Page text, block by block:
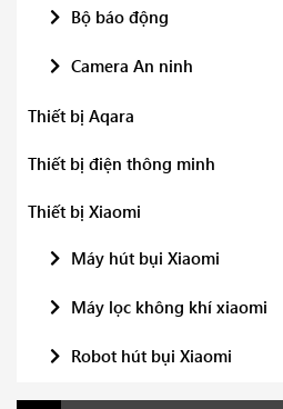
Bộ báo động
Camera An ninh
Thiết bị Aqara
Thiết bị điện thông minh
Thiết bị Xiaomi
Máy hút bụi Xiaomi
Máy lọc không khí xiaomi
Robot hút bụi Xiaomi